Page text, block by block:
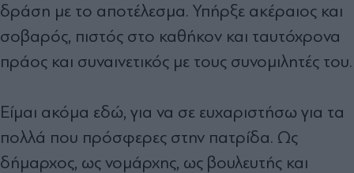
δράση με το αποτέλεσμα. Υπήρξε ακέραιος και
σοβαρός, πιστός στο καθήκον και ταυτόχρονα
πράος και συναινετικός με τους συνομιλητές του.
Είμαι ακόμα εδώ, για να σε ευχαριστήσω για τα
πολλά που πρόσφερες στην πατρίδα. Ως
δήμαρχος, ως νομάρχης, ως βουλευτής και